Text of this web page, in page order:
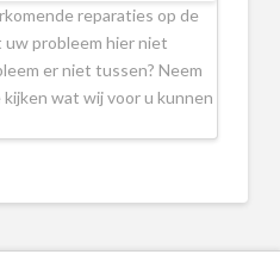
reparaties op de
uw probleem hier niet
er niet tussen? Neem
wat wij voor u kunnen